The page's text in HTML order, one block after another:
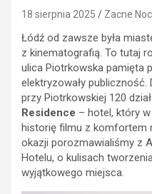
18 sierpnia 2025 Zacne
Łódź od zawsze była
z kinematografią. To tutaj
ulica Piotrkowska pamięta
elektryzowały
przy Piotrkowskiej 120
Residence – hotel, który
historię filmu z komfortem
okazji porozmawialiśmy z
Hotelu, o kulisach
wyjątkowego miejsca.